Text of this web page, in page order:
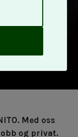
Med oss
og privat.